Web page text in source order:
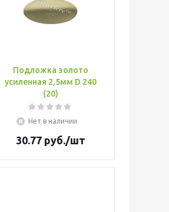
Подложка золото
усиленная 2,5мм D 240
(20)
Нет в наличии
30.77руб./шт